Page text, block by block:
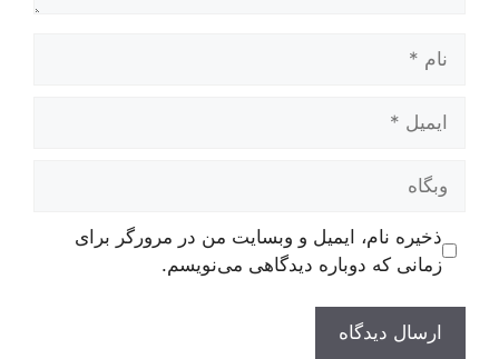
وبگاه
ذخیره نام، ایمیل و وبسایت من در مرورگر برای
زمانی که دوباره دیدگاهی می‌نویسم.